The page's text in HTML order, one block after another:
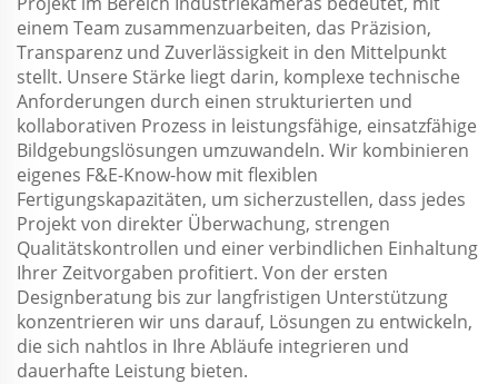
einem Team zusammenzuarbeiten, das Präzision,
Transparenz und Zuverlässigkeit in den Mittelpunkt
stellt. Unsere Stärke liegt darin, komplexe technische
Anforderungen durch einen strukturierten und
kollaborativen Prozess in leistungsfähige, einsatzfähige
Bildgebungslösungen umzuwandeln. Wir kombinieren
eigenes F&E-Know-how mit flexiblen
Fertigungskapazitäten, um sicherzustellen, dass jedes
Projekt von direkter Überwachung, strengen
Qualitätskontrollen und einer verbindlichen Einhaltung
Ihrer Zeitvorgaben profitiert. Von der ersten
Designberatung bis zur langfristigen Unterstützung
konzentrieren wir uns darauf, Lösungen zu entwickeln,
die sich nahtlos in Ihre Abläufe integrieren und
dauerhafte Leistung bieten.